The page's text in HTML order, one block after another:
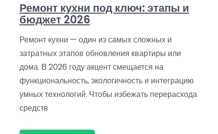
Ремонт кухни под ключ: этапы и
бюджет 2026
Ремонт кухни — один из самых сложных и
затратных этапов обновления квартиры или
дома. В 2026 году акцент смещается на
функциональность, экологичность и интеграцию
умных технологий. Чтобы избежать перерасхода
средств